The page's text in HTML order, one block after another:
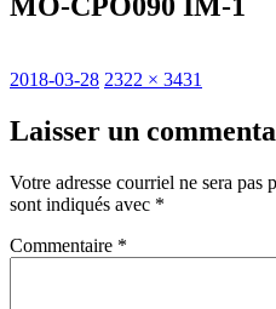
Publié
2018-03-28 Taille
2322 × 3431
Laisser un
Votre adresse courriel ne sera pas
sont indiqués avec *
Commentaire *